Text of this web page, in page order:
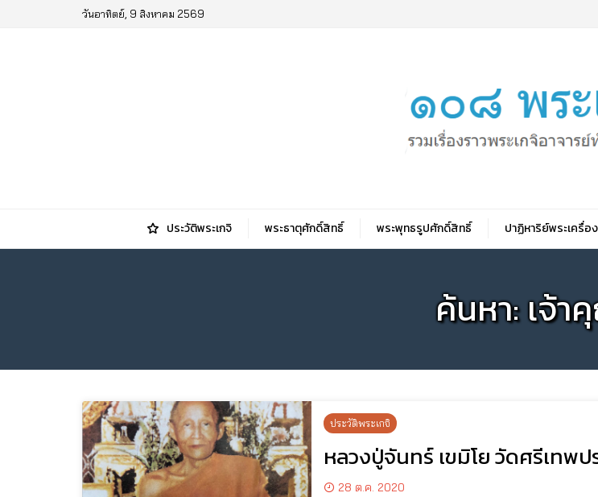
วันอาทิตย์, 9 สิงหาคม 2569
ประวัติพระเกจิ พระธาตุศักดิ์สิทธิ์ พระพุทธรูปศักดิ์สิทธิ์ ปาฏิหาริย์พระเครื่อง
ค้นหา: เจ้
ประวัติพระเกจิ
หลวงปู่จันทร์ เขมิโย วัดศรีเทพ
28 ต.ค. 2020